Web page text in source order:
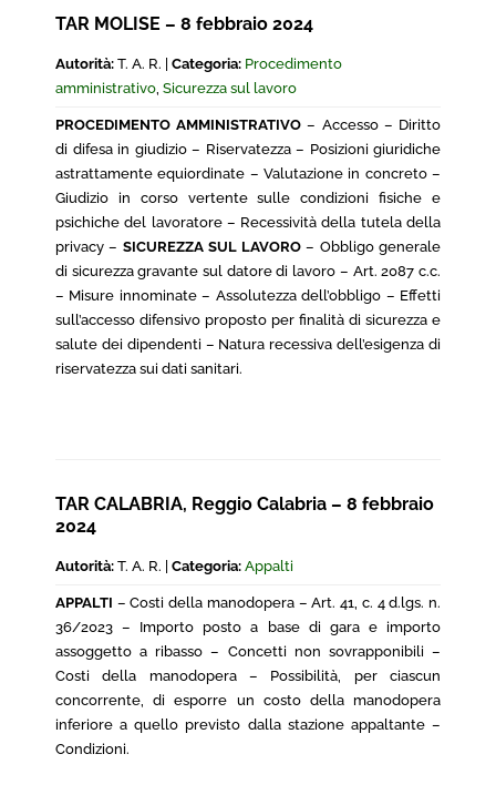
TAR MOLISE – 8 febbraio 2024
Autorità: T. A. R. | Categoria: Procedimento
amministrativo, Sicurezza sul lavoro
PROCEDIMENTO AMMINISTRATIVO – Accesso – Diritto
di difesa in giudizio – Riservatezza – Posizioni giuridiche
astrattamente equiordinate – Valutazione in concreto –
Giudizio in corso vertente sulle condizioni fisiche e
psichiche del lavoratore – Recessività della tutela della
privacy – SICUREZZA SUL LAVORO – Obbligo generale
di sicurezza gravante sul datore di lavoro – Art. 2087 c.c.
– Misure innominate – Assolutezza dell’obbligo – Effetti
sull’accesso difensivo proposto per finalità di sicurezza e
salute dei dipendenti – Natura recessiva dell’esigenza di
riservatezza sui dati sanitari.
TAR CALABRIA, Reggio Calabria – 8 febbraio
2024
Autorità: T. A. R. | Categoria: Appalti
APPALTI – Costi della manodopera – Art. 41, c. 4 d.lgs. n.
36/2023 – Importo posto a base di gara e importo
assoggetto a ribasso – Concetti non sovrapponibili –
Costi della manodopera – Possibilità, per ciascun
concorrente, di esporre un costo della manodopera
inferiore a quello previsto dalla stazione appaltante –
Condizioni.